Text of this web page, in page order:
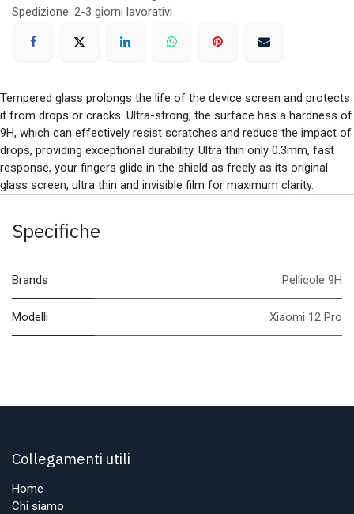
Spedizione: 2-3 giorni lavorativi
Tempered glass prolongs the life of the device screen and protects
it from drops or cracks. Ultra-strong, the surface has a hardness of
9H, which can effectively resist scratches and reduce the impact of
drops, providing exceptional durability. Ultra thin only 0.3mm, fast
response, your fingers glide in the shield as freely as its original
glass screen, ultra thin and invisible film for maximum clarity.
Specifiche
Brands Pellicole 9H
Modelli Xiaomi 12 Pro
Collegamenti utili
Home
Chi siamo